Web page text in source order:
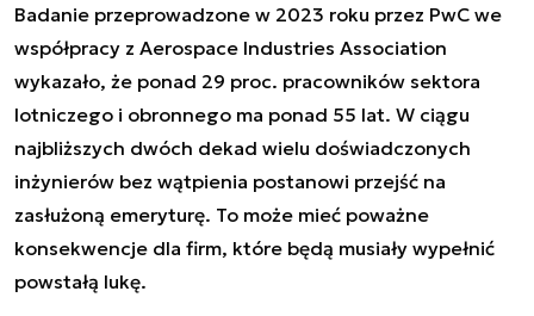
Badanie przeprowadzone w 2023 roku przez PwC we
współpracy z Aerospace Industries Association
wykazało, że ponad 29 proc. pracowników sektora
lotniczego i obronnego ma ponad 55 lat. W ciągu
najbliższych dwóch dekad wielu doświadczonych
inżynierów bez wątpienia postanowi przejść na
zasłużoną emeryturę. To może mieć poważne
konsekwencje dla firm, które będą musiały wypełnić
powstałą lukę.